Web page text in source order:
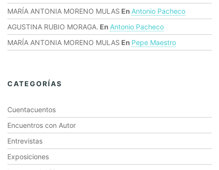
MARÍA ANTONIA MORENO MULAS En Antonio Pacheco
AGUSTINA RUBIO MORAGA. En Antonio Pacheco
MARÍA ANTONIA MORENO MULAS En Pepe Maestro
CATEGORÍAS
Cuentacuentos
Encuentros con Autor
Entrevistas
Exposiciones